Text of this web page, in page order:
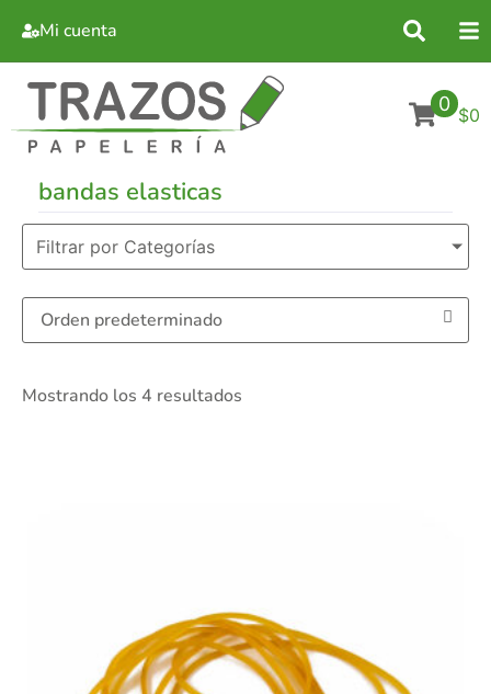
Mi cuenta
0 $0
bandas elasticas
Filtrar por Categorías
Mostrando los 4 resultados